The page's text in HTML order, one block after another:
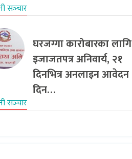
सञ्‍चार
घरजग्गा कारोबारका लागि
इजाजतपत्र अनिवार्य, २१
दिनभित्र अनलाइन आवेदन
दिन…
सञ्‍चार